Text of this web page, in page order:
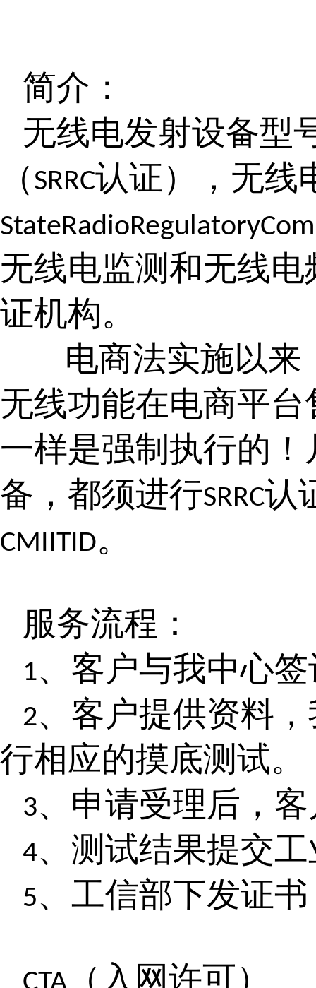
简介：
无线电发射设备型
（SRRC认证），无线
无线电监测和无线
证机构。
电商法实施以来
无线功能在电商平
一样是强制执行的
备，都须进行SRRC认
CMIITID。
服务流程：
1、客户与我中心
2、客户提供资料
行相应的摸底测试。
3、申请受理后，
4、测试结果提交
5、工信部下发证
（入网许可）